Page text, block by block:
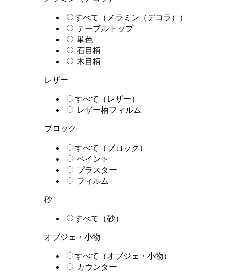
すべて（メラミン（デコラ））
テーブルトップ
単色
石目柄
木目柄
レザー
すべて（レザー）
レザー柄フィルム
ブロック
すべて（ブロック）
ペイント
プラスター
フィルム
砂
すべて（砂）
オブジェ・小物
すべて（オブジェ・小物）
カウンター